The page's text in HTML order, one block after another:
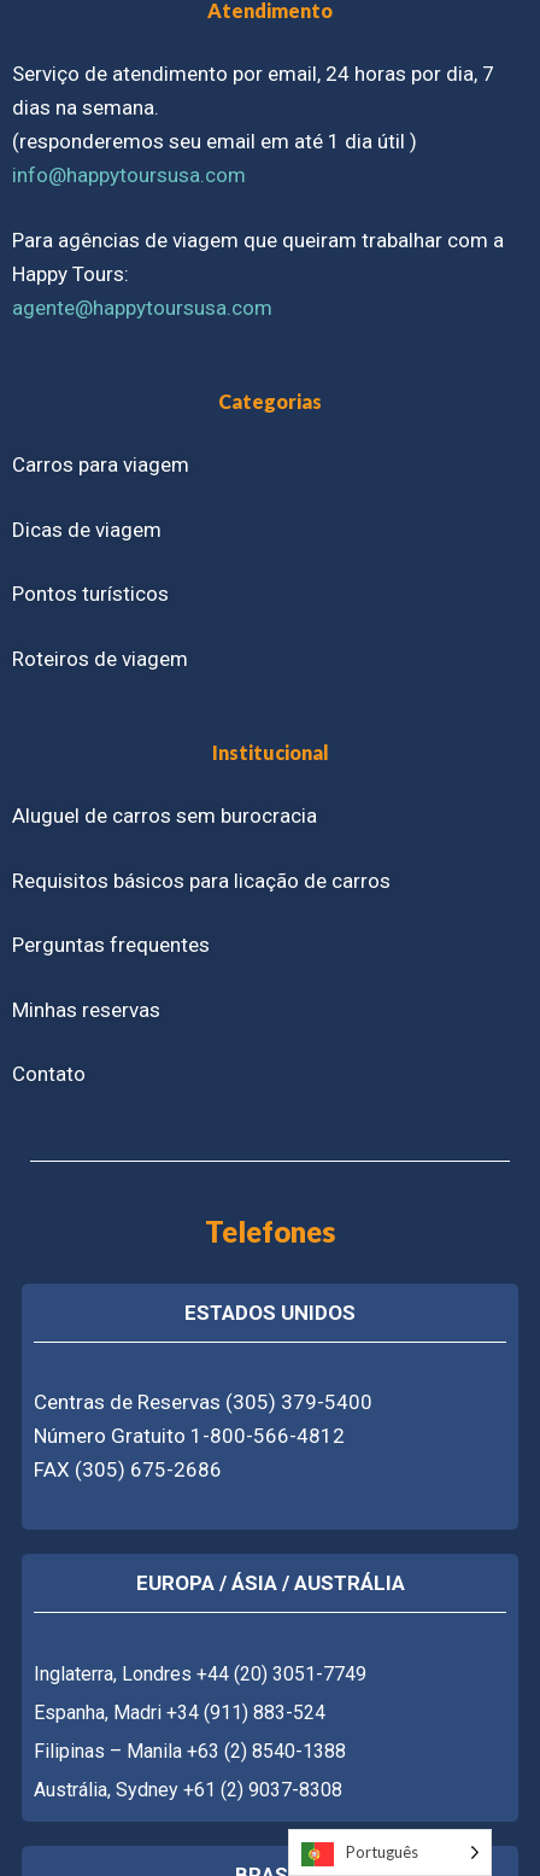
Português
Atendimento
Serviço de atendimento por email, 24 horas por dia, 7
dias na semana.
(responderemos seu email em até 1 dia útil )
info@happytoursusa.com
Para agências de viagem que queiram trabalhar com a
Happy Tours:
agente@happytoursusa.com
Categorias
Carros para viagem
Dicas de viagem
Pontos turísticos
Roteiros de viagem
Institucional
Aluguel de carros sem burocracia
Requisitos básicos para licação de carros
Perguntas frequentes
Minhas reservas
Contato
Telefones
ESTADOS UNIDOS
Centras de Reservas (305) 379-5400
Número Gratuito 1-800-566-4812
FAX (305) 675-2686
EUROPA / ÁSIA / AUSTRÁLIA
Inglaterra, Londres +44 (20) 3051-7749
Espanha, Madri +34 (911) 883-524
Filipinas – Manila +63 (2) 8540-1388
Austrália, Sydney +61 (2) 9037-8308
Português